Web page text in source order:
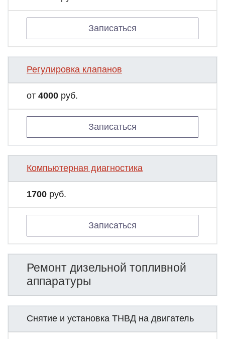
Записаться
Регулировка клапанов
от 4000 руб.
Записаться
Компьютерная диагностика
1700 руб.
Записаться
Ремонт дизельной топливной
аппаратуры
Снятие и установка ТНВД на двигатель